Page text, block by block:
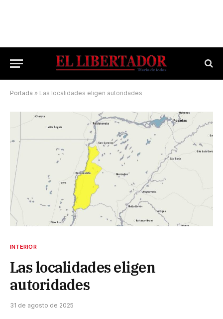
Portada » Las localidades eligen autoridades
INTERIOR
Las localidades eligen
autoridades
31 de agosto de 2025